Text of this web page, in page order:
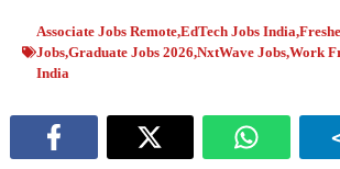
Associate Jobs Remote,EdTech Jobs India,
Jobs,Graduate Jobs 2026,NxtWave Jobs,Work
India